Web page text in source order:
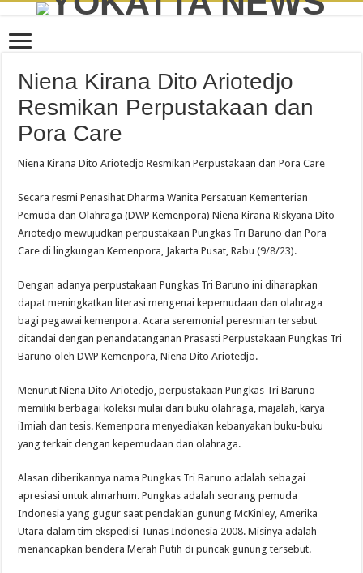
Niena Kirana Dito Ariotedjo
Resmikan Perpustakaan dan
Pora Care
Niena Kirana Dito Ariotedjo Resmikan Perpustakaan dan Pora Care
Secara resmi Penasihat Dharma Wanita Persatuan Kementerian
Pemuda dan Olahraga (DWP Kemenpora) Niena Kirana Riskyana Dito
Ariotedjo mewujudkan perpustakaan Pungkas Tri Baruno dan Pora
Care di lingkungan Kemenpora, Jakarta Pusat, Rabu (9/8/23).
Dengan adanya perpustakaan Pungkas Tri Baruno ini diharapkan
dapat meningkatkan literasi mengenai kepemudaan dan olahraga
bagi pegawai kemenpora. Acara seremonial peresmian tersebut
ditandai dengan penandatanganan Prasasti Perpustakaan Pungkas Tri
Baruno oleh DWP Kemenpora, Niena Dito Ariotedjo.
Menurut Niena Dito Ariotedjo, perpustakaan Pungkas Tri Baruno
memiliki berbagai koleksi mulai dari buku olahraga, majalah, karya
iImiah dan tesis. Kemenpora menyediakan kebanyakan buku-buku
yang terkait dengan kepemudaan dan olahraga.
Alasan diberikannya nama Pungkas Tri Baruno adalah sebagai
apresiasi untuk almarhum. Pungkas adalah seorang pemuda
Indonesia yang gugur saat pendakian gunung McKinley, Amerika
Utara dalam tim ekspedisi Tunas Indonesia 2008. Misinya adalah
menancapkan bendera Merah Putih di puncak gunung tersebut.